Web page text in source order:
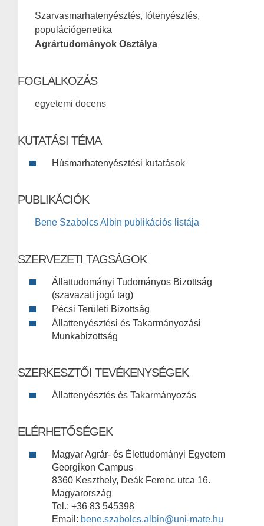
Szarvasmarhatenyésztés, lótenyésztés,
populációgenetika
Agrártudományok Osztálya
FOGLALKOZÁS
egyetemi docens
KUTATÁSI TÉMA
Húsmarhatenyésztési kutatások
PUBLIKÁCIÓK
Bene Szabolcs Albin publikációs listája
SZERVEZETI TAGSÁGOK
Állattudományi Tudományos Bizottság
(szavazati jogú tag)
Pécsi Területi Bizottság
Állattenyésztési és Takarmányozási
Munkabizottság
SZERKESZTŐI TEVÉKENYSÉGEK
Állattenyésztés és Takarmányozás
ELÉRHETŐSÉGEK
Magyar Agrár- és Élettudományi Egyetem
Georgikon Campus
8360 Keszthely, Deák Ferenc utca 16.
Magyarország
Tel.: +36 83 545398
Email: bene.szabolcs.albin@uni-mate.hu